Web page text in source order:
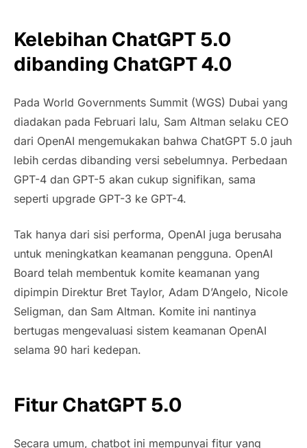
Kelebihan ChatGPT 5.0
dibanding ChatGPT 4.0
Pada World Governments Summit (WGS) Dubai yang
diadakan pada Februari lalu, Sam Altman selaku CEO
dari OpenAI mengemukakan bahwa ChatGPT 5.0 jauh
lebih cerdas dibanding versi sebelumnya. Perbedaan
GPT-4 dan GPT-5 akan cukup signifikan, sama
seperti upgrade GPT-3 ke GPT-4.
Tak hanya dari sisi performa, OpenAI juga berusaha
untuk meningkatkan keamanan pengguna. OpenAI
Board telah membentuk komite keamanan yang
dipimpin Direktur Bret Taylor, Adam D’Angelo, Nicole
Seligman, dan Sam Altman. Komite ini nantinya
bertugas mengevaluasi sistem keamanan OpenAI
selama 90 hari kedepan.
Fitur ChatGPT 5.0
Secara umum, chatbot ini mempunyai fitur yang